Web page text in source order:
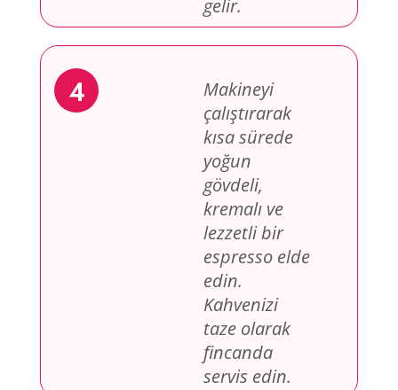
gelir.
Makineyi
çalıştırarak
kısa sürede
yoğun
gövdeli,
kremalı ve
lezzetli bir
espresso elde
edin.
Kahvenizi
taze olarak
fincanda
servis edin.